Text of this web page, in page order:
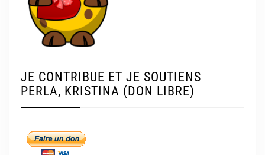
JE CONTRIBUE ET JE SOUTIENS
PERLA, KRISTINA (DON LIBRE)